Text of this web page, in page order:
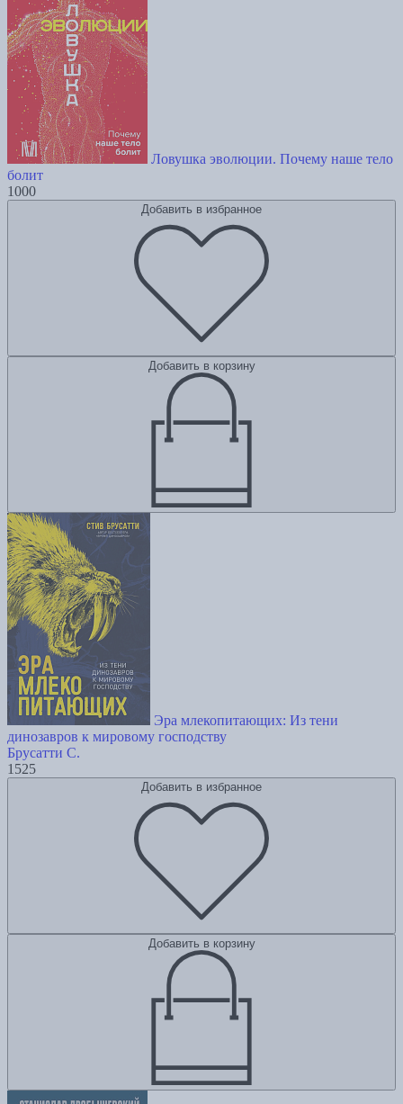
Ловушка эволюции. Почему наше тело
болит
1000
Добавить в избранное
Добавить в корзину
Эра млекопитающих: Из тени
динозавров к мировому господству
Брусатти С.
1525
Добавить в избранное
Добавить в корзину